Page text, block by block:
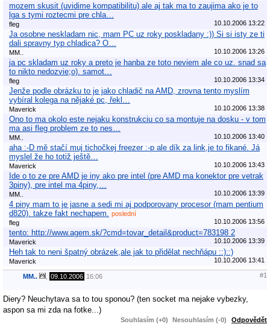
mozem skusit (uvidime kompatibilitu) ale aj tak ma to zaujima ako je to
lga s tymi roztecmi pre chla…
fleg 10.10.2006 13:22
Ja osobne neskladam nic, mam PC uz roky poskladany :)) Si si isty ze ti
dali spravny typ chladica? O…
MM.. 10.10.2006 13:26
ja pc skladam uz roky a preto je hanba ze toto neviem ale co uz. snad sa
to nikto nedozvie;o). samot…
fleg 10.10.2006 13:34
Jenže podle obrázku to je jako chladič na AMD, zrovna tento myslím
vybíral kolega na nějaké pc, řekl…
Maverick 10.10.2006 13:38
Ono to ma okolo este nejaku konstrukciu co sa montuje na dosku - v tom
ma asi fleg problem ze to nes…
MM.. 10.10.2006 13:40
aha :-D mě stačí muj tichočkej freezer :-p ale dík za link,je to fikané. Já
myslel že ho totiž ještě…
Maverick 10.10.2006 13:43
Ide o to ze pre AMD je iny ako pre intel (pre AMD ma konektor pre vetrak
3piny), pre intel ma 4piny,…
MM.. 10.10.2006 13:39
4 piny mam to je jasne a sedi mi aj podporovany procesor (mam pentium
d820). takze fakt nechapem.
poslední
fleg
10.10.2006 13:56
tento: http://www.agem.sk/?cmd=tovar_detail&product=783198 2
Maverick 10.10.2006 13:39
Heh tak to neni špatný obrázek,ale jak to přidělat nechňápu ::)::)
Maverick 10.10.2006 13:41
MM.. 09.10.2006 16:06 #1
Diery? Neuchytava sa to tou sponou? (ten socket ma nejake vybezky,
aspon sa mi zda na fotke...)
Souhlasím (+0) Nesouhlasím (-0) Odpovědět